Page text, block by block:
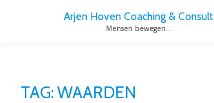
Arjen Hoven Coaching & Consult
Mensen bewegen...
TAG:WAARDEN